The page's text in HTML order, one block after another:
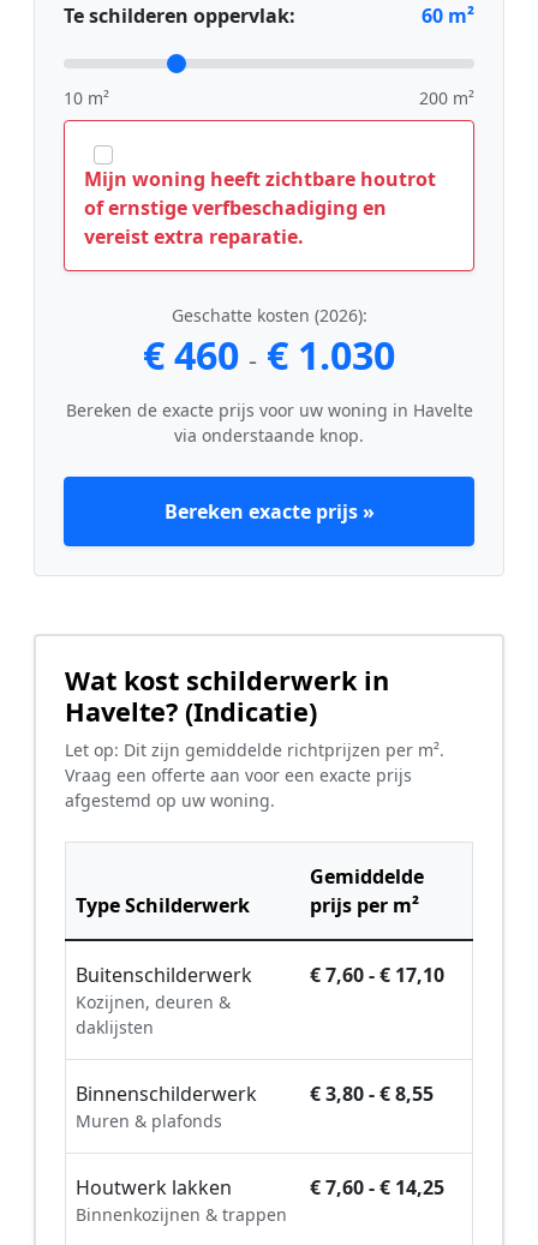
Te schilderen oppervlak: 60 m²
10 m² 200 m²
Mijn woning heeft zichtbare houtrot
of ernstige verfbeschadiging en
vereist extra reparatie.
Geschatte kosten (2026):
€ 460 - € 1.030
Bereken de exacte prijs voor uw woning in Havelte
via onderstaande knop.
Bereken exacte prijs »
Wat kost schilderwerk in
Havelte? (Indicatie)
Let op: Dit zijn gemiddelde richtprijzen per m².
Vraag een offerte aan voor een exacte prijs
afgestemd op uw woning.
Type Schilderwerk
Gemiddelde
prijs per m²
Buitenschilderwerk
Kozijnen, deuren &
daklijsten
€ 7,60 - € 17,10
Binnenschilderwerk
Muren & plafonds
€ 3,80 - € 8,55
Houtwerk lakken
Binnenkozijnen & trappen
€ 7,60 - € 14,25